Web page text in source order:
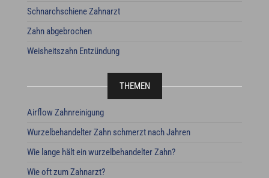
Schnarchschiene Zahnarzt
Zahn abgebrochen
Weisheitszahn Entzündung
THEMEN
Airflow Zahnreinigung
Wurzelbehandelter Zahn schmerzt nach Jahren
Wie lange hält ein wurzelbehandelter Zahn?
Wie oft zum Zahnarzt?